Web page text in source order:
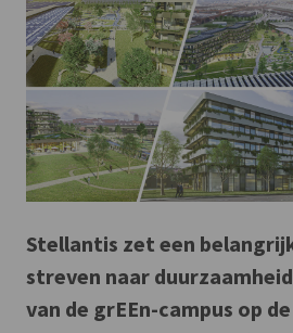
Stellantis zet een
streven naar
van de grEEn-campus op